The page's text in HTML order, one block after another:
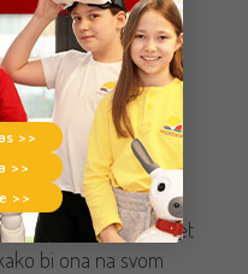
potrebno iskreno
i teških reči, a opet
bi ona na svom
>>
>>
>>